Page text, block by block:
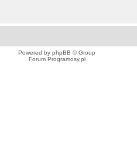
Powered by phpBB © Group
Forum Programosy.pl